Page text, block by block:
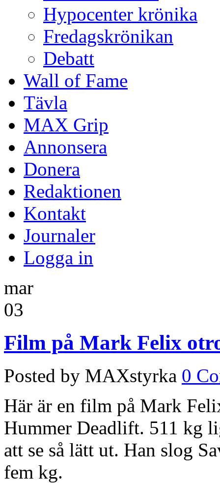
Hypocenter krönika
Fredagskrönikan
Debatt
Wall of Fame
Tävla
MAX Grip
Annonsera
Donera
Redaktionen
Kontakt
Journaler
Logga in
mar
03
Film på Mark Felix
Posted by MAXstyrka 0
Här är en film på Mark
Hummer Deadlift. 511 kg
att se så lätt ut. Han slog
fem kg.